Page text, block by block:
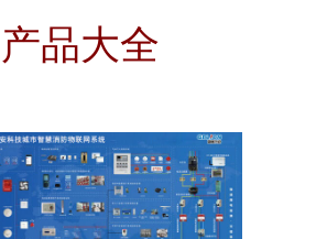
产品大全